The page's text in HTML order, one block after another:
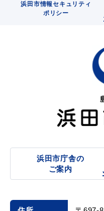
目的から探す
浜田市情報セキュリティ
ポリシー
浜田市庁舎の
ご案内